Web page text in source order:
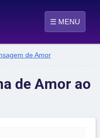
☰ MENU
de Amor
de Amor ao